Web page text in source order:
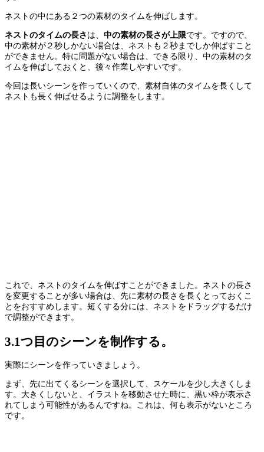
ネストの中にある２つの素材のタイムを伸ばします。
ネストのタイムの長さ は、 中の素材の長さが上限です。ですので、
中の素材が２秒しかない場合は、ネストも２秒までしか伸ばすこと
ができません。特に問題がない場合は、できる限り、中の素材のタ
イムを伸ばしておくと、後々作業しやすいです。
今回は長いシーンを作っていくので、素材自体のタイムを長くして
ネストも長く伸ばせるように調整をします。
これで、ネストのタイムを伸ばすことができました。ネストの長さ
を変更することが多い場合は、先に素材の長さを長くとっておくこ
とをおすすめします。短くする分には、ネストをドラッグするだけ
で調整ができます。
3.1つ目のシーンを制作する。
実際にシーンを作っていきましょう。
まず、先に出てくるシーンを選択して、スケールを少し大きくしま
す。大きくしないと、イラストを移動させた時に、黒い枠が表示さ
れてしまう可能性があるんですね。これは、何も表示がないところ
です。